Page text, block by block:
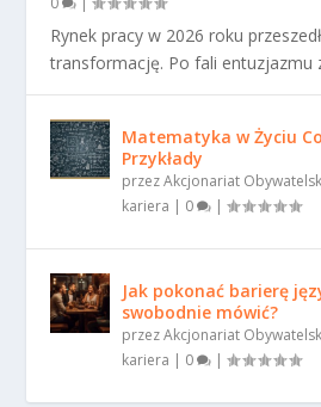
Rynek pracy w 2026 roku
transformację. Po fali entuzjazmu
Matematyka w Życiu
Przykłady
przezAkcjonariat
kariera | 0 |
Jak pokonać barierę
swobodnie mówić?
przezAkcjonariat
kariera | 0 |